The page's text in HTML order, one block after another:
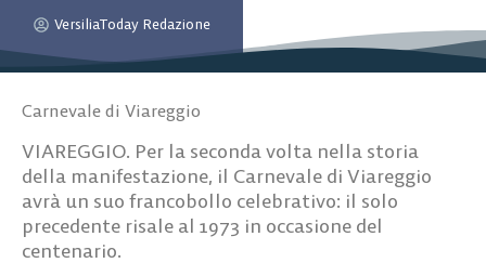
VersiliaToday Redazione
Carnevale di Viareggio
VIAREGGIO. Per la seconda volta nella storia
della manifestazione, il Carnevale di Viareggio
avrà un suo francobollo celebrativo: il solo
precedente risale al 1973 in occasione del
centenario.